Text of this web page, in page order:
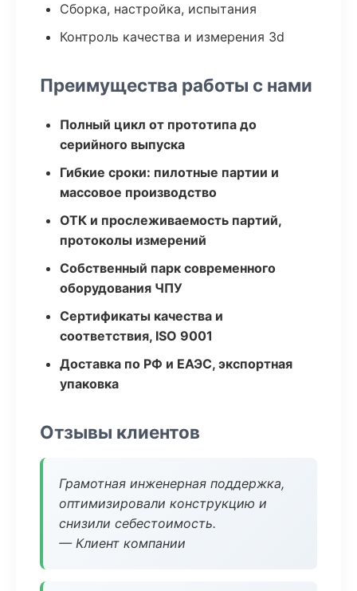
Сборка, настройка, испытания
Контроль качества и измерения 3d
Преимущества работы с нами
Полный цикл от прототипа до
серийного выпуска
Гибкие сроки: пилотные партии и
массовое производство
ОТК и прослеживаемость партий,
протоколы измерений
Собственный парк современного
оборудования ЧПУ
Сертификаты качества и
соответствия, ISO 9001
Доставка по РФ и ЕАЭС, экспортная
упаковка
Отзывы клиентов
Грамотная инженерная поддержка,
оптимизировали конструкцию и
снизили себестоимость.
— Клиент компании